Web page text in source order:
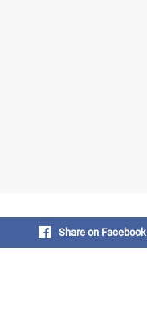
Share on Facebook